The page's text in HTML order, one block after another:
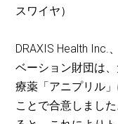
スワイヤ）
DRAXIS Health Inc.
ベーション財団は
療薬「アニプリル
ことで合意しまし